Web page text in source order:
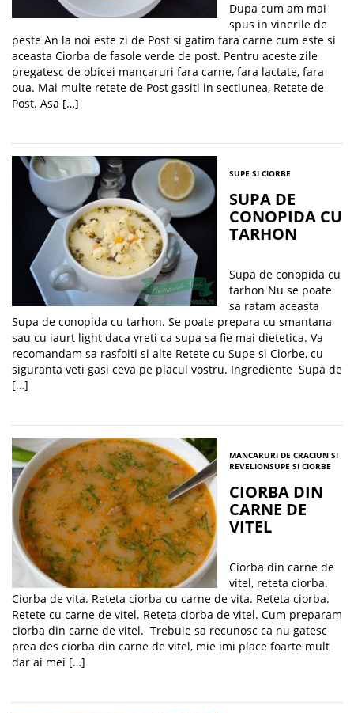
Dupa cum am mai
spus in vinerile de
peste An la noi este zi de Post si gatim fara carne cum este si
aceasta Ciorba de fasole verde de post. Pentru aceste zile
pregatesc de obicei mancaruri fara carne, fara lactate, fara
oua. Mai multe retete de Post gasiti in sectiunea, Retete de
Post. Asa […]
SUPE SI CIORBE
SUPA DE
CONOPIDA CU
TARHON
Supa de conopida cu
tarhon Nu se poate
sa ratam aceasta
Supa de conopida cu tarhon. Se poate prepara cu smantana
sau cu iaurt light daca vreti ca supa sa fie mai dietetica. Va
recomandam sa rasfoiti si alte Retete cu Supe si Ciorbe, cu
siguranta veti gasi ceva pe placul vostru. Ingrediente Supa de
[…]
MANCARURI DE CRACIUN SI
REVELIONSUPE SI CIORBE
CIORBA DIN
CARNE DE
VITEL
Ciorba din carne de
vitel, reteta ciorba.
Ciorba de vita. Reteta ciorba cu carne de vita. Reteta ciorba.
Retete cu carne de vitel. Reteta ciorba de vitel. Cum preparam
ciorba din carne de vitel. Trebuie sa recunosc ca nu gatesc
prea des ciorba din carne de vitel, mie imi place foarte mult
dar ai mei […]